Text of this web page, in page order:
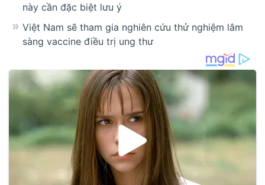
này cần đặc biệt lưu ý
Việt Nam sẽ tham gia nghiên cứu thử nghiệm lâm
sàng vaccine điều trị ung thư